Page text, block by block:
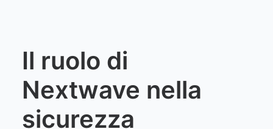
Il ruolo di
Nextwave nella
sicurezza